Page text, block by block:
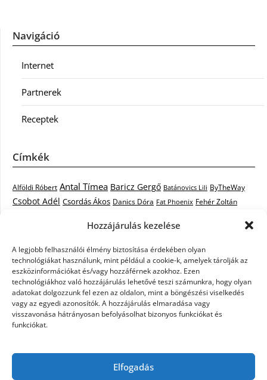
Hozzájárulás kezelése
A legjobb felhasználói élmény biztosítása érdekében olyan
technológiákat használunk, mint például a cookie-k, amelyek tárolják az
eszközinformációkat és/vagy hozzáférnek azokhoz. Ezen
technológiákhoz való hozzájárulás lehetővé teszi számunkra, hogy olyan
adatokat dolgozzunk fel ezen az oldalon, mint a böngészési viselkedés
vagy az egyedi azonosítók. A hozzájárulás elmaradása vagy
visszavonása hátrányosan befolyásolhat bizonyos funkciókat és
funkciókat.
Elfogadás
Navigáció
Internet
Partnerek
Receptek
Címkék
Alföldi Róbert Antal Tímea Baricz Gergő Batánovics Lili ByTheWay
Csobot Adél Csordás Ákos Danics Dóra Fat Phoenix Fehér Zoltán
Kovács László Stone
Krasznai Tünde Like LiL C. Malek Miklós mentor Muri Enikő
Nagy Feró Oláh Gergő Péterffy Lili Rocktenors RTL Klub
Cowell Szabó Dávid Szabó Ádám Szikora Róbert Takács Nikolas
Tarány Tamás Tóth Gabi Vastag Csaba Vastag Tamás
Kati X-factor X-FaktorX-Faktor videók
X-Faktor válogatásx faktor döntő Zámbó